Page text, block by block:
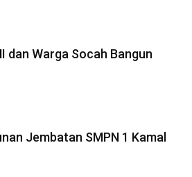
dan Warga Socah Bangun
Jembatan SMPN 1 Kamal